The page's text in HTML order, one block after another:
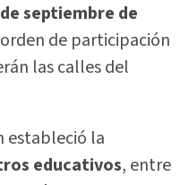
septiembre de
de participación
las calles del
estableció la
educativos, entre